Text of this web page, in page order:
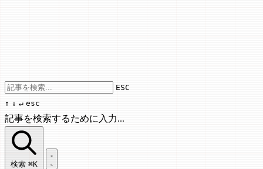
Use arrow keys to navigate results,
ESC
↑ ↓ ↵ esc
記事を検索するために入力...
記事を検索...
検索 ⌘K